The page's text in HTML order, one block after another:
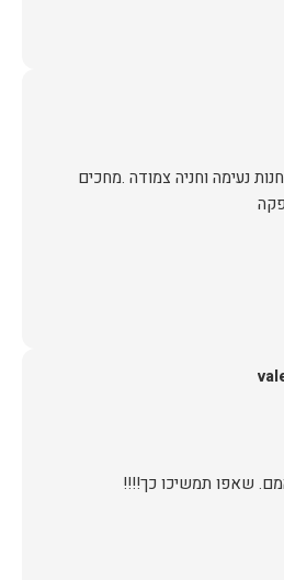
נעימה וחניה צמודה .מחכים
שאפו תמשיכו כך!!!!